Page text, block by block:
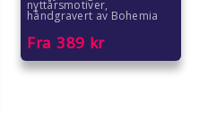
nyttårsmotiver,
håndgravert av Bohemia
Fra 389 kr